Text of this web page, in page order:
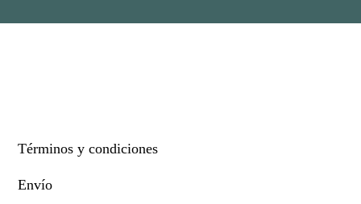
Términos y condiciones
Envío